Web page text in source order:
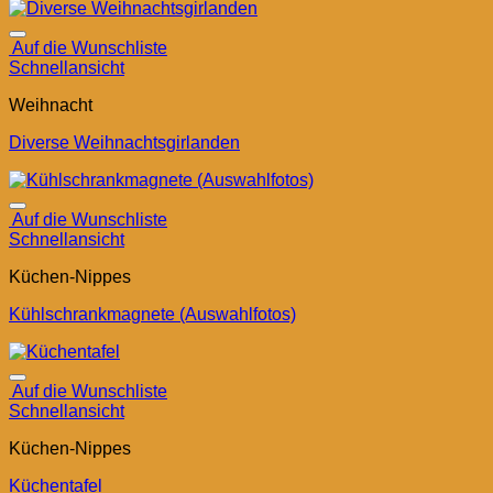
Auf die Wunschliste
Schnellansicht
Weihnacht
Diverse Weihnachtsgirlanden
Auf die Wunschliste
Schnellansicht
Küchen-Nippes
Kühlschrankmagnete (Auswahlfotos)
Auf die Wunschliste
Schnellansicht
Küchen-Nippes
Küchentafel